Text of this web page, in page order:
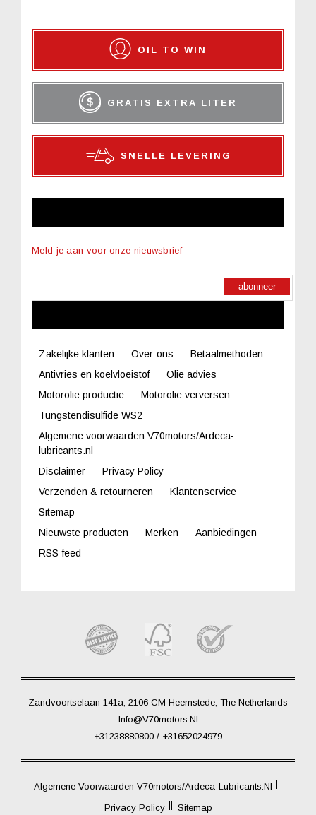
OIL TO WIN
GRATIS EXTRA LITER
SNELLE LEVERING
Meld je aan voor onze nieuwsbrief
abonneer
Zakelijke klanten Over-ons
Betaalmethoden
Antivries en koelvloeistof
Olie advies
Motorolie productie
Motorolie verversen
Tungstendisulfide WS2
Algemene voorwaarden V70motors/Ardeca-
lubricants.nl
Disclaimer
Privacy Policy
Verzenden & retourneren
Klantenservice
Sitemap
Nieuwste producten
Merken
Aanbiedingen
RSS-feed
Zandvoortselaan 141a, 2106 CM Heemstede, The Netherlands
Info@V70motors.nl
+31238880800 / +31652024979
Algemene Voorwaarden V70motors/Ardeca-Lubricants.nl
Privacy Policy
Sitemap